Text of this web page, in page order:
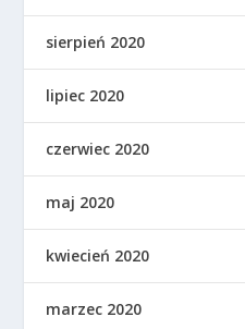
sierpień 2020
lipiec 2020
czerwiec 2020
maj 2020
kwiecień 2020
marzec 2020